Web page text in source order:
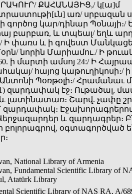
ՔԱՀԱՆԱՅԻՑ,/ կ[ա]մ
առ/ սրբազան
գործոց կար/դինար Պօնայի։/
բարբառ, և տպեալ/ եղև
Ի փառս և ի գովեստ Մանկացե-/
նորին Մարիամու./ Ի
ի մարտի ամսոյ 24:/ Ի
հայոց կաթուղիկոսի։/ ի
Պօռթօլի։/ Հրամանաւ
զարդափակ էջ։ Ութածալ,
լատինատառ։ Շարվ. չափը
զարդափակ։
և զարդագրեր։
օգտագործված
National Library of Armenia
Fundamental Scientific Library of
Atatürk Library
Scientific Library of NAS RA, A/